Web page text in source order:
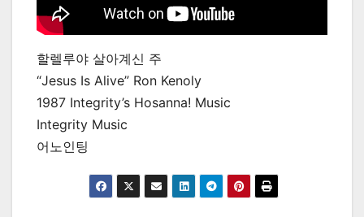
할렐루야 살아계신 주
“Jesus Is Alive” Ron Kenoly
1987 Integrity’s Hosanna! Music
Integrity Music
어노인팅